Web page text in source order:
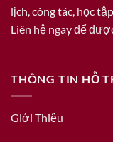
lịch, công tác, học
Liên hệ ngay để
THÔNG TIN HỖ
Giới Thiệu